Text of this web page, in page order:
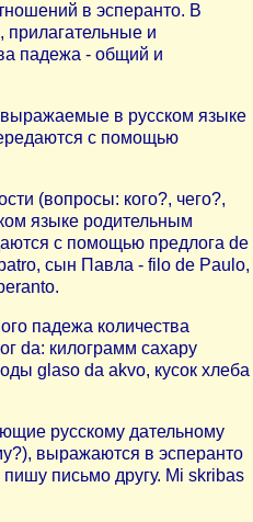
в эсперанто. В
прилагательные и
падежа - общий и
в русском языке
с помощью
(вопросы: кого?, чего?,
языке родительным
с помощью предлога de
сын Павла - filo de Paulo,
падежа количества
da: килограмм сахару
glaso da akvo, кусок хлеба
русскому дательному
выражаются в эсперанто
письмо другу. Mi skribas